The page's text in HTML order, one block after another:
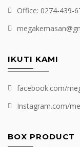
Office: 0274-439-
IKUTI KAMI
facebook.com/
Instagram.com/
BOX PRODUCT